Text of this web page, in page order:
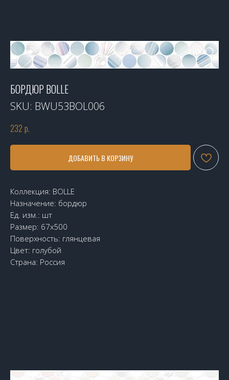
БОРДЮР BOLLE
SKU: BWU53BOL006
232 р.
ДОБАВИТЬ В КОРЗИНУ
Коллекция: BOLLE
Назначение: бордюр
Ед. изм.: шт
Размер: 67х500
Поверхность: глянцевая
Цвет: голубой
Страна: Россия